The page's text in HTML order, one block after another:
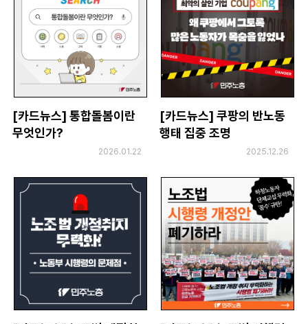
[카드뉴스] 통합돌봄이란
무엇인가?
2026.01.22
[카드뉴스] 쿠팡의 반노동
행태 집중 조명
2025.12.26